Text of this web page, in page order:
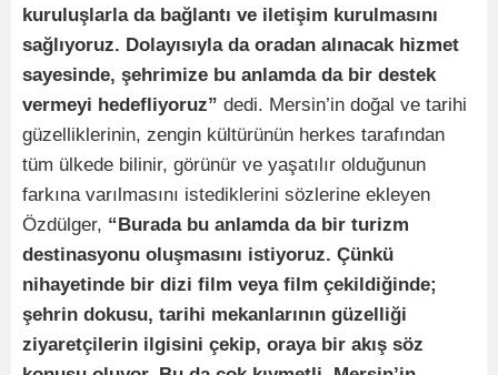
kuruluşlarla da bağlantı ve iletişim kurulmasını
sağlıyoruz. Dolayısıyla da oradan alınacak hizmet
sayesinde, şehrimize bu anlamda da bir destek
vermeyi hedefliyoruz” dedi. Mersin’in doğal ve tarihi
güzelliklerinin, zengin kültürünün herkes tarafından
tüm ülkede bilinir, görünür ve yaşatılır olduğunun
farkına varılmasını istediklerini sözlerine ekleyen
Özdülger, “Burada bu anlamda da bir turizm
destinasyonu oluşmasını istiyoruz. Çünkü
nihayetinde bir dizi film veya film çekildiğinde;
şehrin dokusu, tarihi mekanlarının güzelliği
ziyaretçilerin ilgisini çekip, oraya bir akış söz